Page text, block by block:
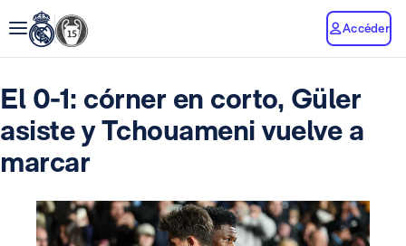
Accéder
El 0-1: córner en corto, Güler
asiste y Tchouameni vuelve a
marcar